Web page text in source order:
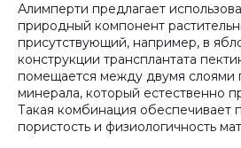
Алимперти предлагает
природный компонент
присутствующий, например, в
конструкции трансплантата
помещается между двумя слоями
минерала, который естественно
Такая комбинация обеспечивает
пористость и физиологичность